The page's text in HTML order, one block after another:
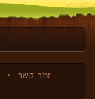
צור קשר